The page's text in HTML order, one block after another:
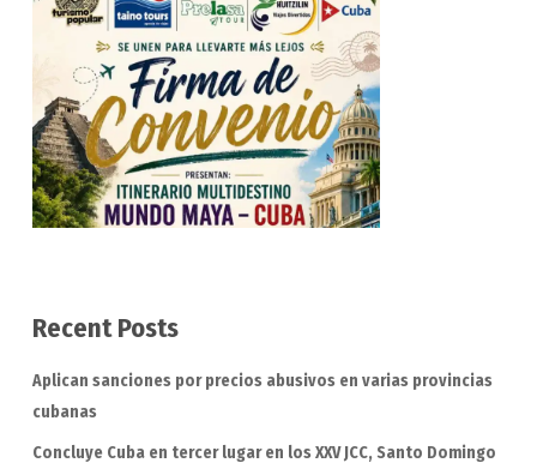
Recent Posts
Aplican sanciones por precios abusivos en varias provincias
cubanas
Concluye Cuba en tercer lugar en los XXV JCC, Santo Domingo